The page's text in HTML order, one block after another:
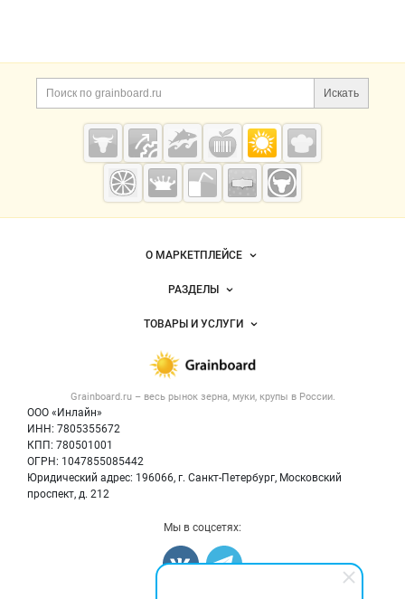
Дополнительная информация
Поиск по сайту и
Искать
Cсылки на полезные проекты
Grainboard.ru
— зерно и
мука
Важные разделы и контакты
Grainboard.ru – весь рынок зерна, муки, крупы в России.
ООО «Инлайн»
ИНН: 7805355672
КПП: 780501001
ОГРН: 1047855085442
Юридический адрес: 196066, г. Санкт-Петербург, Московский
проспект, д. 212
Навигация по сайтуО МАРКЕТПЛЕЙСЕ
Новости Grainboard.ru
Размещение рекламы
Публичная оферта
Контактная информация
Политика обработки персональных данных
РАЗДЕЛЫ
Объявления
Новости рынка
ТОВАРЫ И УСЛУГИ
Крупы
Мука
Мы в соцсетях: